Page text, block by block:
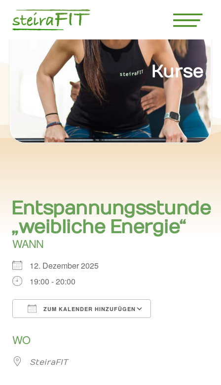
Kurse
Entspannungsstunde
„weibliche Energie“
WANN
12. Dezember 2025
19:00 - 20:00
ZUM KALENDER HINZUFÜGEN
WO
SteiraFIT